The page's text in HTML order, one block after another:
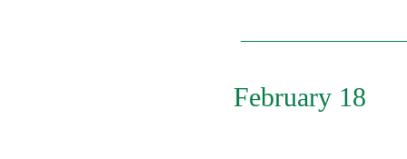
February 18